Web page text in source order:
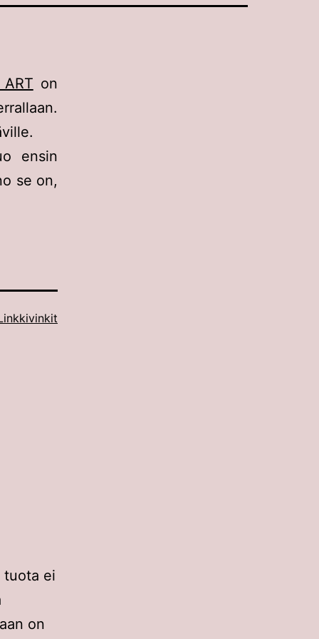
on
ensin
se on,
tuota ei
on